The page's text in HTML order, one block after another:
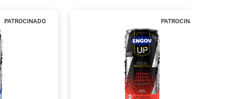
PATROCINADO PATROCINADO